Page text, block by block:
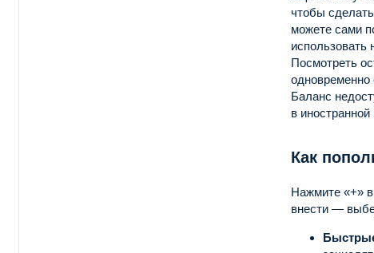
чтобы
можете сами
использовать
Посмотреть
одновременно
Баланс
в
Как
Нажмите «+»
внести —